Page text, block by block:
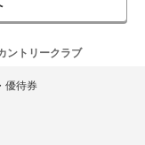
ントリークラブ
優待券